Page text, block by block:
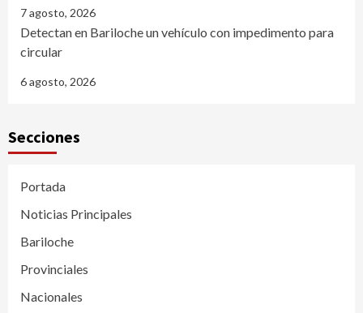
7 agosto, 2026
Detectan en Bariloche un vehículo con impedimento para
circular
6 agosto, 2026
Secciones
Portada
Noticias Principales
Bariloche
Provinciales
Nacionales